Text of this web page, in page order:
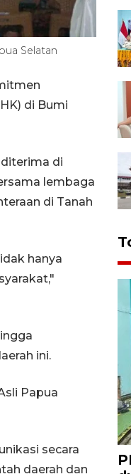
Selatan
di Bumi
di
lembaga
di Tanah
hanya
ini.
Papua
secara
daerah dan